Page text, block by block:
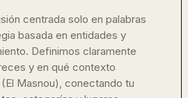
centrada solo en palabras
basada en entidades y
Definimos claramente
y en qué contexto
Masnou), conectando tu